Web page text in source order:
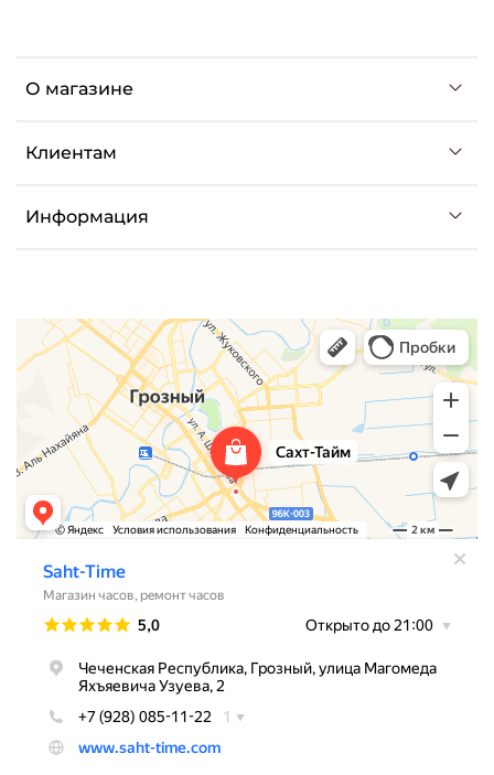
О магазине
Клиентам
Информация